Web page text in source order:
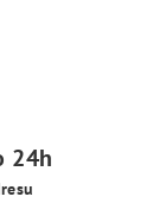
24h